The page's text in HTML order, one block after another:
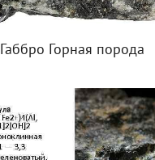
Габбро Горная порода